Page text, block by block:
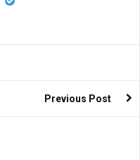
Previous Post